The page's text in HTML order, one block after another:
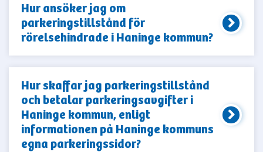
Hur ansöker jag om
parkeringstillstånd för
rörelsehindrade i Haninge kommun?
Hur skaffar jag parkeringstillstånd
och betalar parkeringsavgifter i
Haninge kommun, enligt
informationen på Haninge kommuns
egna parkeringssidor?